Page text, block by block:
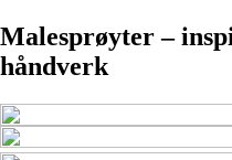
Malesprøyter –
håndverk